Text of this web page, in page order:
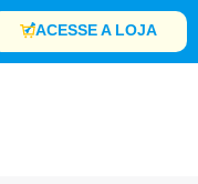
ACESSE A LOJA